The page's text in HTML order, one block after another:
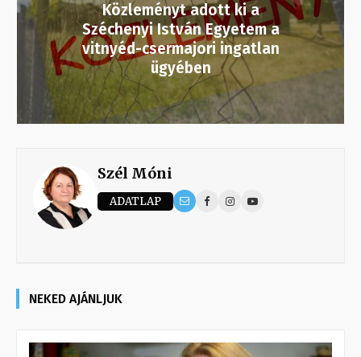
Közleményt adott ki a
Széchenyi István Egyetem a
vitnyéd-csermajori ingatlan
ügyében
Szél Móni
ADATLAP
NEKED AJÁNLJUK